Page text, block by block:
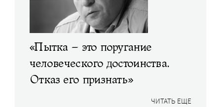
«Пытка – это поругание
человеческого достоинства.
Отказ его признать»
ЧИТАТЬ ЕЩЕ